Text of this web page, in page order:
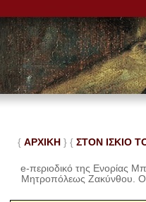
{ ΑΡΧΙΚΗ } { ΣΤΟΝ ΙΣΚΙΟ
e-περιοδικό της Ενορίας
Μητροπόλεως Ζακύνθου.